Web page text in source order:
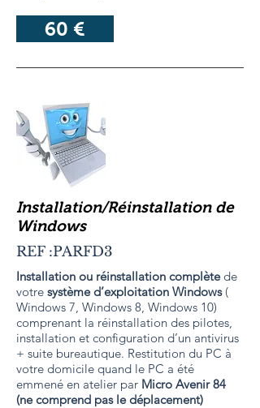
60 €
Installation/Réinstallation de
Windows
REF :PARFD3
Installation ou réinstallation complètede
votre système d’exploitation Windows(
Windows 7, Windows 8, Windows 10)
comprenant la réinstallation des pilotes,
installation et configuration d’un antivirus
+ suite bureautique. Restitution du PC à
votre domicile quand le PC a été
emmené en atelier par Micro Avenir 84
(ne comprend pas le déplacement)